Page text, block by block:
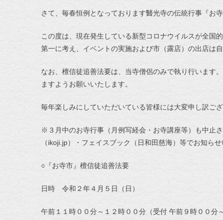
さて、毎春恒例となっております醫光寺の伝統行事『お
この度は、現在発生している新型コロナウイルスが全国
第一に考え、イベントの実施および市（露店）の出店は
なお、檀信徒追善法要は、当寺僧侶のみで執り行います
ますようお願いいたします。
毎年楽しみにしていただいている皆様には大変申し訳ご
※３月中のお寺行事（月例写経会・お寺講座等）も中止
（ikoji.jp）・フェイスブック（日和田慈海）等でお知ら
○『お寺市』檀信徒追善法要
日時 令和２年４月５日（日）
午前１１時００分～１２時００分（受付 午前９時００分